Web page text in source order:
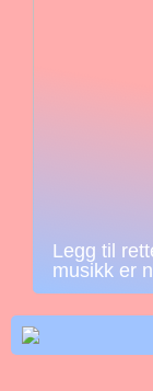
Legg til
musikk er